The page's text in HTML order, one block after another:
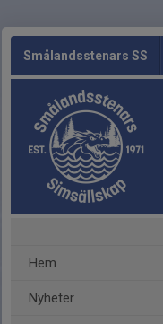
Smålandsstenars SS
Hem
Nyheter